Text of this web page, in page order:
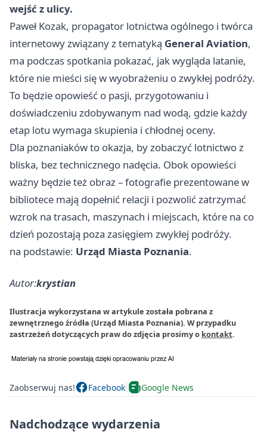
wejść z ulicy.
Paweł Kozak, propagator lotnictwa ogólnego i twórca
internetowy związany z tematyką General Aviation,
ma podczas spotkania pokazać, jak wygląda latanie,
które nie mieści się w wyobrażeniu o zwykłej podróży.
To będzie opowieść o pasji, przygotowaniu i
doświadczeniu zdobywanym nad wodą, gdzie każdy
etap lotu wymaga skupienia i chłodnej oceny.
Dla poznaniaków to okazja, by zobaczyć lotnictwo z
bliska, bez technicznego nadęcia. Obok opowieści
ważny będzie też obraz – fotografie prezentowane w
bibliotece mają dopełnić relacji i pozwolić zatrzymać
wzrok na trasach, maszynach i miejscach, które na co
dzień pozostają poza zasięgiem zwykłej podróży.
na podstawie: Urząd Miasta Poznania.
Autor:krystian
Ilustracja wykorzystana w artykule została pobrana z
zewnętrznego źródła (Urząd Miasta Poznania). W przypadku
zastrzeżeń dotyczących praw do zdjęcia prosimy o kontakt.
Zaobserwuj nas! Facebook Google News
Nadchodzące wydarzenia